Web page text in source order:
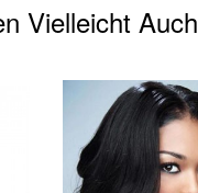
Vielleicht Auch